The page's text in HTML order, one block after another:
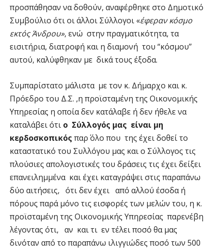
προσπάθησαν να δοθούν, αναφέρθηκε στο Δημοτικό
Συμβούλιο ότι οι άλλοι Σύλλογοι «έφεραν κόσμο
εκτός Άνδρου», ενώ στην πραγματικότητα, τα
εισιτήρια, διατροφή και η διαμονή του “κόσμου”
αυτού, καλύφθηκαν με δικά τους έξοδα.
Συμπαρίστατο μάλιστα με τον κ. Δήμαρχο και κ.
Πρόεδρο του Δ.Σ. ,η προϊσταμένη της Οικονομικής
Υπηρεσίας η οποία δεν κατάλαβε ή δεν ήθελε να
καταλάβει ότι ο Σύλλογός μας είναι μη
κερδοσκοπικός παρ΄ όλο που της έχει δοθεί το
καταστατικό του Συλλόγου μας και ο Σύλλογος τις
πλούσιες απολογιστικές του δράσεις τις έχει δείξει
επανειλημμένα και έχει καταγράψει στις παραπάνω
δύο αιτήσεις, ότι δεν έχει από αλλού έσοδα ή
πόρους παρά μόνο τις εισφορές των μελών του, η κ.
προϊσταμένη της Οικονομικής Υπηρεσίας παρενέβη
λέγοντας ότι, αν και τι εν τέλει ποσό θα μας
δινόταν από το παραπάνω ιλιγγιώδες ποσό των 500